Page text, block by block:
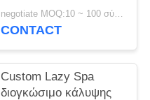
ενεργειακής
αποδοτικότητας
negotiate MOQ:10 ~ 100 σύνολο
CONTACT
Custom Lazy Spa
διογκώσιμο κάλυψης